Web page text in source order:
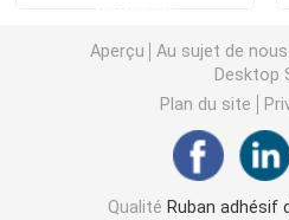
Ruban adhésif de emballage
Ruban adhésif de Polyimide
Ruban adhésif de mousse
Aperçu Au sujet de nous
Desktop
Plan du site
Qualité Ruban adhésif